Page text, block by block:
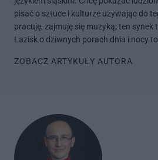
pisać o sztuce i kulturze używając do
pracuję, zajmuję się muzyką; ten
Łazisk o dziwnych porach dnia i nocy to
ZOBACZ ARTYKUŁY AUTORA